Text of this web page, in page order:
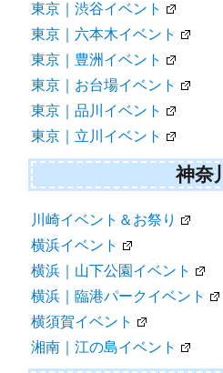
東京｜渋谷イベント
東京｜六本木イベント
東京｜豊洲イベント
東京｜お台場イベント
東京｜品川イベント
東京｜立川イベント
神奈川
川崎イベント＆お祭り
横浜イベント
横浜｜山下公園イベント
横浜｜臨港パークイベント
横須賀イベント
湘南｜江の島イベント